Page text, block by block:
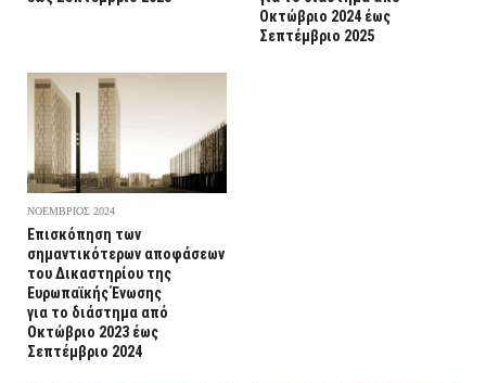
Οκτώβριο 2024 έως
Σεπτέμβριο 2025
ΝΟΕΜΒΡΙΟΣ 2024
Επισκόπηση των
σημαντικότερων αποφάσεων
του Δικαστηρίου της
Ευρωπαϊκής Ένωσης
για το διάστημα από
Οκτώβριο 2023 έως
Σεπτέμβριο 2024